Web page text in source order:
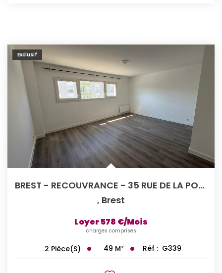
Exclusif
BREST - RECOUVRANCE - 35 RUE DE LA PORTE - Appartement T2...
, Brest
Loyer 578 €/mois
charges comprises
2 Pièce(s) 49 M² Réf : G339